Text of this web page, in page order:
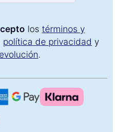
los términos y
política de privacidad y
.